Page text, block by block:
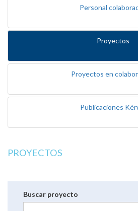
Personal
Proyectos
Proyectos en
Publicaciones
PROYECTOS
Buscar proyecto